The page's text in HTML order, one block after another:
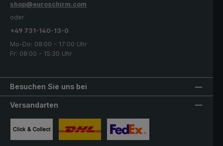
Besuchen Sie uns bei
shop@euroschirm.com
oder
+49 731-140-13-0
Mo-Do: 08:00 - 17:00 Uhr
Fr: 08:00 - 15:30 Uhr
Versandarten